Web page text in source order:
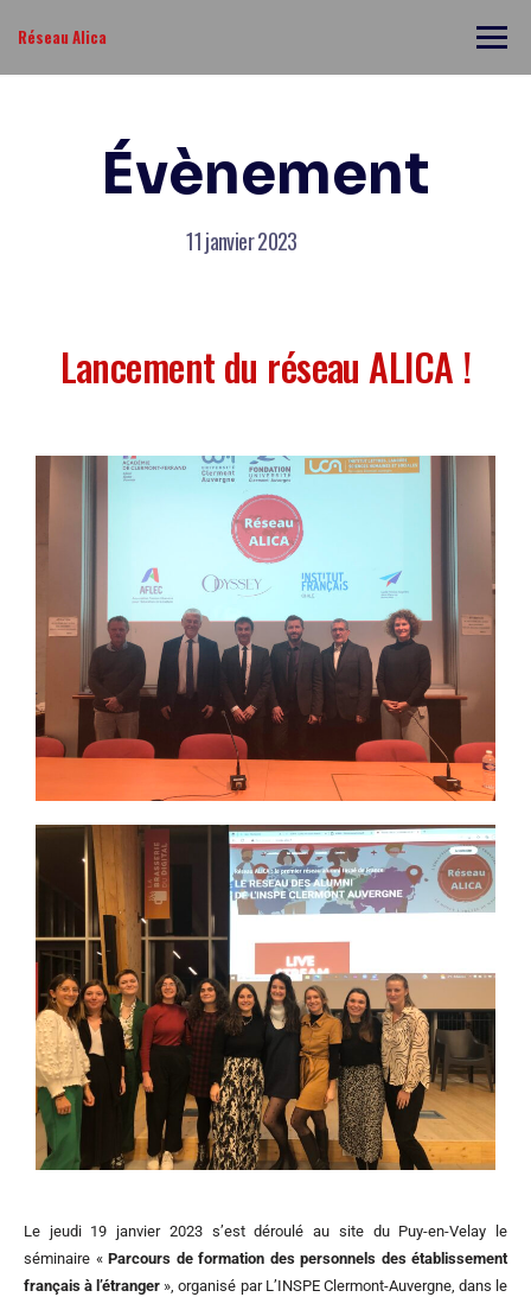
Réseau Alica
Évènement
11 janvier 2023
Lancement du réseau ALICA !
Le jeudi 19 janvier 2023 s’est déroulé au site du Puy-en-Velay le
séminaire « Parcours de formation des personnels des établissement
français à l’étranger », organisé par L’INSPE Clermont-Auvergne, dans le